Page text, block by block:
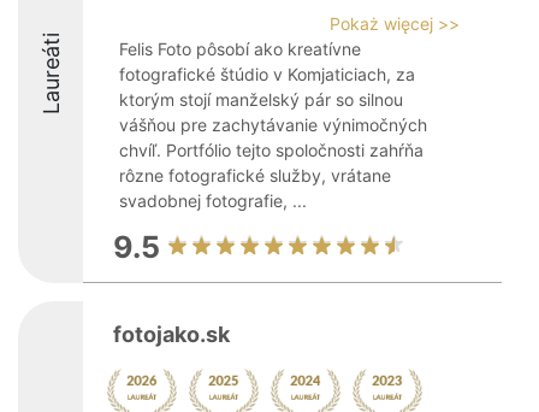
Laureáti
Pokaż więcej >>
Felis Foto pôsobí ako kreatívne
fotografické štúdio v Komjaticiach, za
ktorým stojí manželský pár so silnou
vášňou pre zachytávanie výnimočných
chvíľ. Portfólio tejto spoločnosti zahŕňa
rôzne fotografické služby, vrátane
svadobnej fotografie, ...
9.5
fotojako.sk